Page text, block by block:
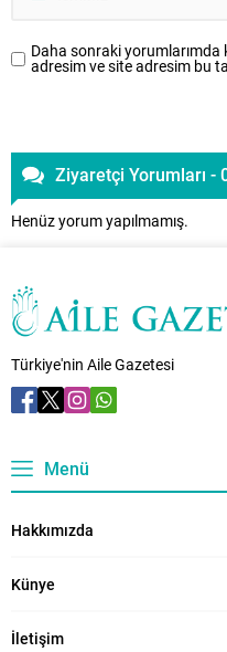
sayıda,...
Daha sonraki yorumlarımda
adresim ve site adresim bu
Ziyaretçi Yorumları -
Henüz yorum yapılmamış.
Türkiye'nin Aile Gazetesi
Menü
Hakkımızda
Künye
İletişim